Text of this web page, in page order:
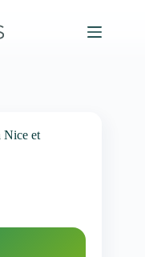
Nice et